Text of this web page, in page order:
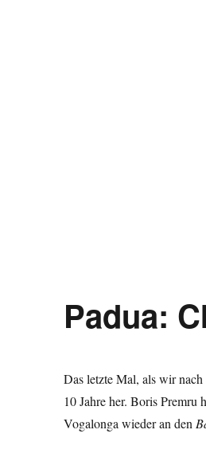
Padua:
Das letzte Mal, als wir nach
10 Jahre her. Boris Premru
Vogalonga wieder an den